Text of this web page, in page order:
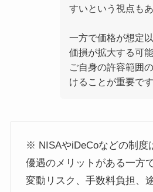
すいという視点もあ
一方で価格が想定
価損が拡大する可
ご自身の許容範囲
けることが重要です
※ NISAやiDeCoなどの制度
優遇のメリットがある一方
変動リスク、手数料負担、